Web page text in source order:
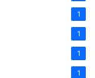
1
1
1
1